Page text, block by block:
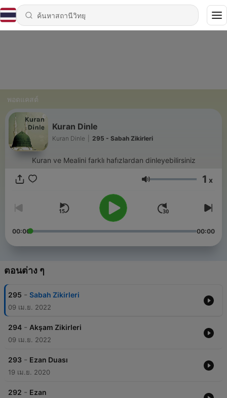
พอดแคสต์
Kuran Dinle
Kuran Dinle 295 - Sabah Zikirleri
Kuran ve Mealini farklı hafızlardan dinleyebilirsiniz
ระดับเสียง 1 x
00:00 00:00
ตอนต่าง ๆ
295 - Sabah Zikirleri
09 เม.ย. 2022
294 - Akşam Zikirleri
09 เม.ย. 2022
293 - Ezan Duası
19 เม.ย. 2020
292 - Ezan